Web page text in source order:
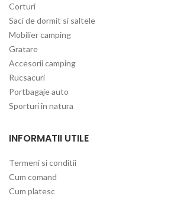
Corturi
Saci de dormit si saltele
Mobilier camping
Gratare
Accesorii camping
Rucsacuri
Portbagaje auto
Sporturi în natura
INFORMATII UTILE
Termeni si conditii
Cum comand
Cum platesc